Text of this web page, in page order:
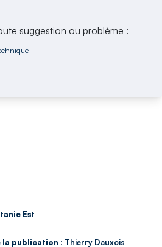
suggestion ou problème :
Est
la publication : Thierry Dauxois